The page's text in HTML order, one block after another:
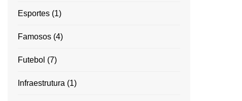
Esportes (1)
Famosos (4)
Futebol (7)
Infraestrutura (1)